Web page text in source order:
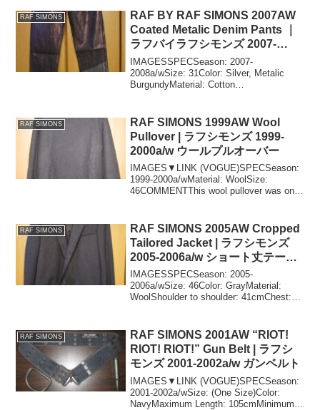
RAF SIMONS
RAF BY RAF SIMONS 2007AW
Coated Metalic Denim Pants ｜
ラフバイラフシモンズ 2007-
2008a/w メタリックコーティング
ジーンズ
IMAGESSPECSeason: 2007-
2008a/wSize: 31Color: Silver, Metalic
BurgundyMaterial: Cotton
RAF SIMONS
RAF SIMONS 1999AW Wool
Pullover | ラフシモンズ 1999-
2000a/w ウールプルオーバー
IMAGES▼LINK (VOGUE)SPECSeason:
1999-2000a/wMaterial: WoolSize:
46COMMENTThis wool pullover was one
RAF SIMONS
RAF SIMONS 2005AW Cropped
Tailored Jacket | ラフシモンズ
2005-2006a/w ショート丈テーラ
ードジャケット
IMAGESSPECSeason: 2005-
2006a/wSize: 46Color: GrayMaterial:
WoolShoulder to shoulder: 41cmChest:
RAF SIMONS
RAF SIMONS 2001AW “RIOT!
RIOT! RIOT!” Gun Belt | ラフシ
モンズ 2001-2002a/w ガンベルト
IMAGES▼LINK (VOGUE)SPECSeason:
2001-2002a/wSize: (One Size)Color:
NavyMaximum Length: 105cmMinimum